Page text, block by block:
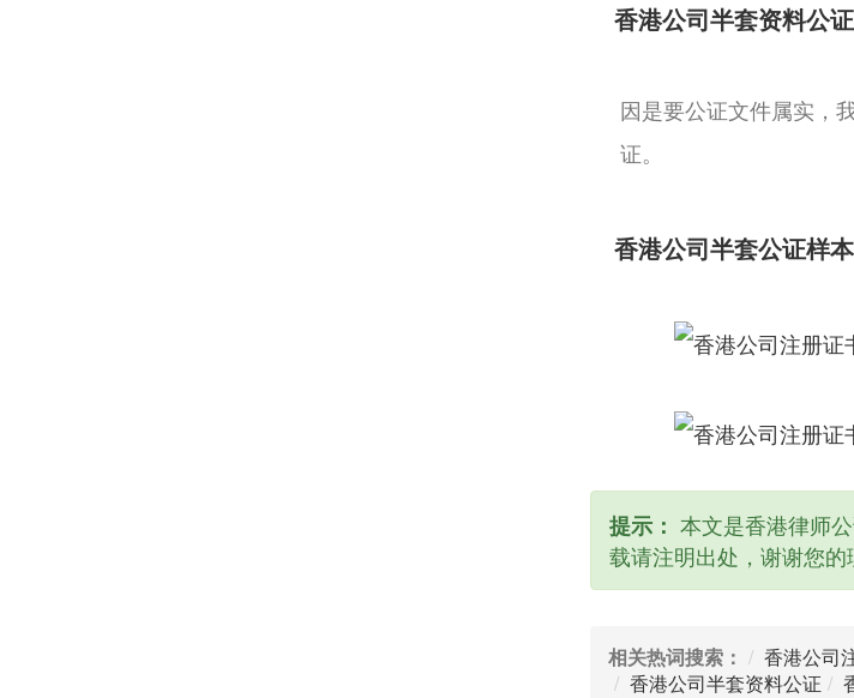
香港公司半套资料公
因是要公证文件属实，
证。
香港公司半套公证样本
提示： 本文是香港律师
载请注明出处，谢谢您的
相关热词搜索： 香港公司
香港公司半套资料公证